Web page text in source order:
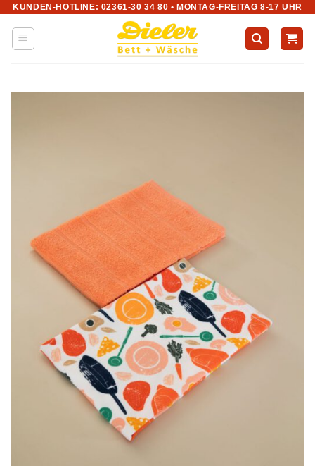
Zum
Inhalt
springen
KUNDEN-HOTLINE: 02361-30 34 80 • MONTAG-FREITAG 8-17 UHR